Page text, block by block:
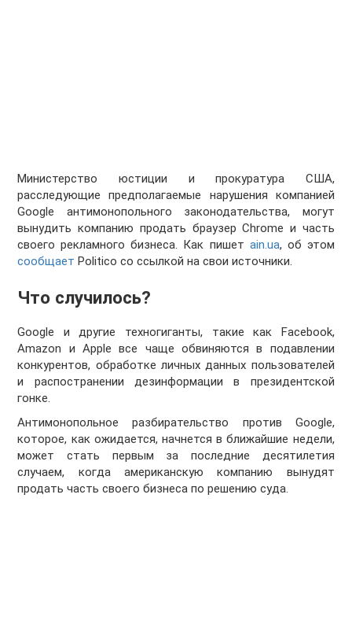
Министерство юстиции и прокуратура США,
расследующие предполагаемые нарушения компанией
Google антимонопольного законодательства, могут
вынудить компанию продать браузер Chrome и часть
своего рекламного бизнеса. Как пишет ain.ua, об этом
сообщает Politico со ссылкой на свои источники.
Что случилось?
Google и другие техногиганты, такие как Facebook,
Amazon и Apple все чаще обвиняются в подавлении
конкурентов, обработке личных данных пользователей
и распостранении дезинформации в президентской
гонке.
Антимонопольное разбирательство против Google,
которое, как ожидается, начнется в ближайшие недели,
может стать первым за последние десятилетия
случаем, когда американскую компанию вынудят
продать часть своего бизнеса по решению суда.